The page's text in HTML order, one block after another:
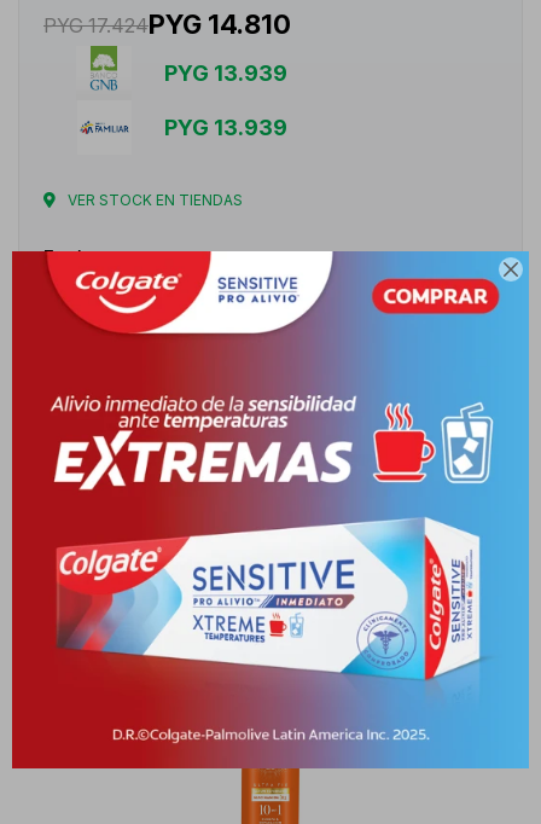

PYG 17.424PYG 14.810
PYG 13.939
PYG 13.939
VER STOCK EN TIENDAS
Envíos
Cambios y Devoluciones
Productos que te pueden interesar